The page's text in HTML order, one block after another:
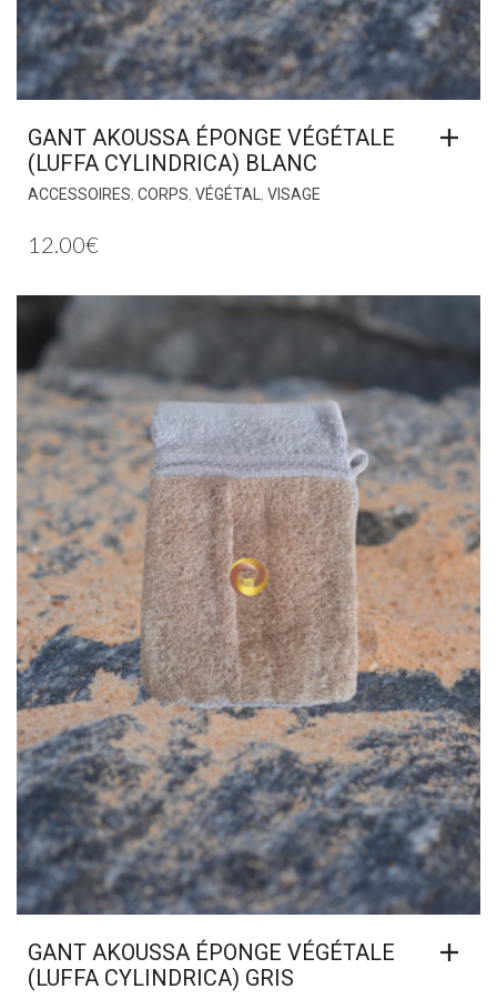
GANT AKOUSSA ÉPONGE VÉGÉTALE
(LUFFA CYLINDRICA) BLANC
ACCESSOIRES CORPS VÉGÉTAL VISAGE
12.00€
GANT AKOUSSA ÉPONGE VÉGÉTALE
(LUFFA CYLINDRICA) GRIS